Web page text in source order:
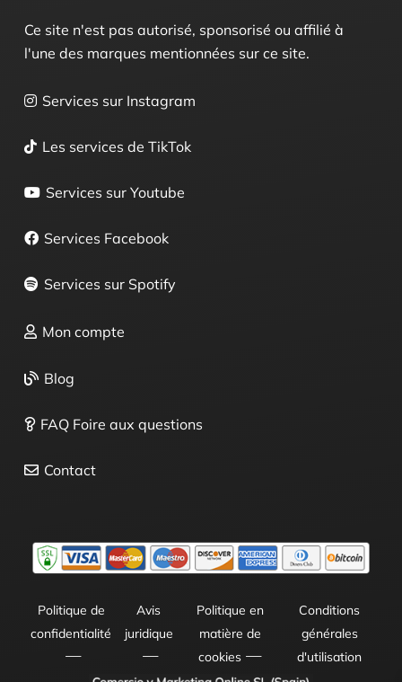
Ce site n'est pas autorisé, sponsorisé ou affilié à
l'une des marques mentionnées sur ce site.
Services sur Instagram
Les services de TikTok
Services sur Youtube
Services Facebook
Services sur Spotify
Mon compte
Blog
FAQ Foire aux questions
Contact
Politique de
confidentialité
Avis
juridique
Politique en
matière de
cookies
Conditions
générales
d'utilisation